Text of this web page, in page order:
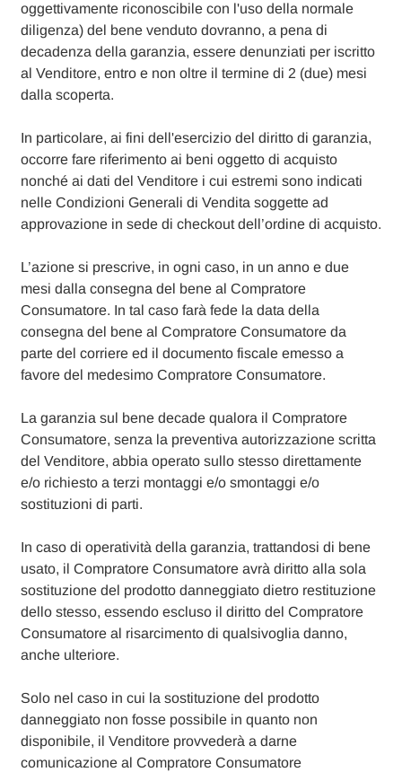
oggettivamente riconoscibile con l'uso della normale
diligenza) del bene venduto dovranno, a pena di
decadenza della garanzia, essere denunziati per iscritto
al Venditore, entro e non oltre il termine di 2 (due) mesi
dalla scoperta.
In particolare, ai fini dell'esercizio del diritto di garanzia,
occorre fare riferimento ai beni oggetto di acquisto
nonché ai dati del Venditore i cui estremi sono indicati
nelle Condizioni Generali di Vendita soggette ad
approvazione in sede di checkout dell’ordine di acquisto.
L’azione si prescrive, in ogni caso, in un anno e due
mesi dalla consegna del bene al Compratore
Consumatore. In tal caso farà fede la data della
consegna del bene al Compratore Consumatore da
parte del corriere ed il documento fiscale emesso a
favore del medesimo Compratore Consumatore.
La garanzia sul bene decade qualora il Compratore
Consumatore, senza la preventiva autorizzazione scritta
del Venditore, abbia operato sullo stesso direttamente
e/o richiesto a terzi montaggi e/o smontaggi e/o
sostituzioni di parti.
In caso di operatività della garanzia, trattandosi di bene
usato, il Compratore Consumatore avrà diritto alla sola
sostituzione del prodotto danneggiato dietro restituzione
dello stesso, essendo escluso il diritto del Compratore
Consumatore al risarcimento di qualsivoglia danno,
anche ulteriore.
Solo nel caso in cui la sostituzione del prodotto
danneggiato non fosse possibile in quanto non
disponibile, il Venditore provvederà a darne
comunicazione al Compratore Consumatore